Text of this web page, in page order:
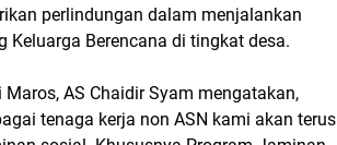
perlindungan dalam menjalankan
Berencana di tingkat desa.
AS Chaidir Syam mengatakan,
tenaga kerja non ASN kami akan terus